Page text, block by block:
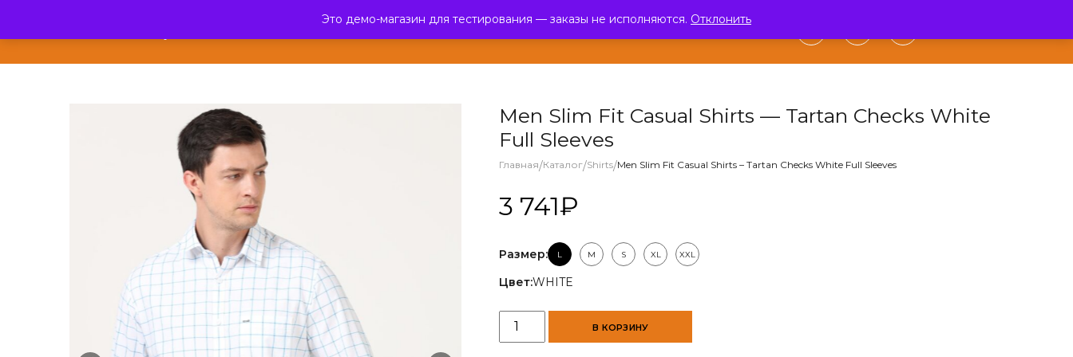
Men Slim Fit Casual Shirts — Tartan Checks White
Full Sleeves
Главная/Каталог/Shirts/Men Slim Fit Casual Shirts – Tartan Checks White Full Sleeves
3 741₽
Размер: L M S XL XXL
Цвет:WHITE
Количество
товара
В КОРЗИНУ
Это демо-магазин для тестирования — заказы не исполняются. Отклонить